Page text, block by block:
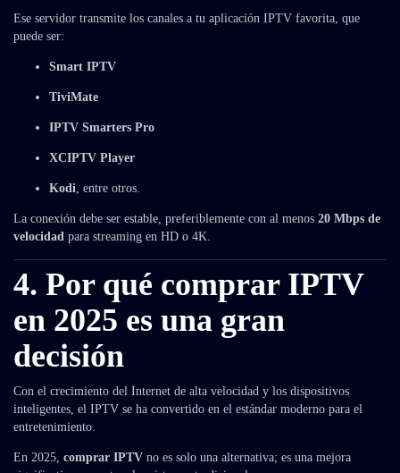
Ese servidor transmite los canales a tu aplicación IPTV favorita, que
puede ser:
Smart IPTV
TiviMate
IPTV Smarters Pro
XCIPTV Player
Kodi, entre otros.
La conexión debe ser estable, preferiblemente con al menos 20 Mbps de
velocidad para streaming en HD o 4K.
4. Por qué comprar IPTV
en 2025 es una gran
decisión
Con el crecimiento del Internet de alta velocidad y los dispositivos
inteligentes, el IPTV se ha convertido en el estándar moderno para el
entretenimiento.
En 2025, comprar IPTV no es solo una alternativa; es una mejora